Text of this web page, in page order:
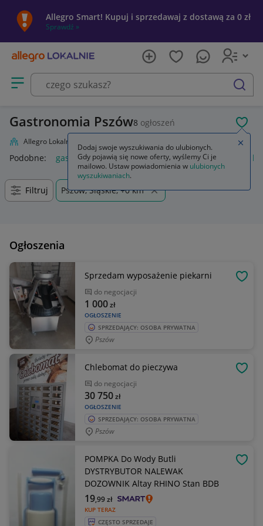
Allegro Smart! Kupuj i sprzedawaj z dostawą za 0 zł
Sprawdź »
Otwórz menu z kategoriami
szukaj
Gastronomia Pszów8 ogłoszeń
Allegro Lokalnie
Podobne: gastronomia kosz na śmieci gastronomia buty
Filtruj Pszów, Śląskie, +0 km
Ogłoszenia
Sprzedam wyposażenie piekarni
do negocjacji
OGŁOSZENIE
1 000zł
SPRZEDAJĄCY: OSOBA PRYWATNA
Pszów
Chlebomat do pieczywa
do negocjacji
OGŁOSZENIE
30 750zł
SPRZEDAJĄCY: OSOBA PRYWATNA
Pszów
POMPKA Do Wody Butli
DYSTRYBUTOR NALEWAK
DOZOWNIK Altay RHINO Stan BDB
KUP TERAZ
19,99zł
CZĘSTO SPRZEDAJE
Dodaj swoje wyszukiwania do ulubionych.
Gdy pojawią się nowe oferty, wyślemy Ci je
mailowo. Ustaw powiadomienia w ulubionych
wyszukiwaniach.